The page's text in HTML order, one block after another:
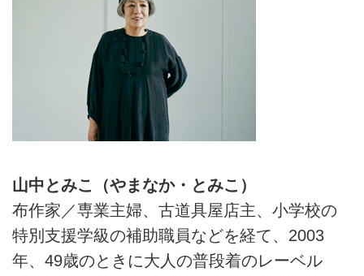
山中とみこ（やまなか・とみこ）
布作家／専業主婦、古道具屋店主、小学校の
特別支援学級の補助職員などを経て、2003
年、49歳のときに大人の普段着のレーベル